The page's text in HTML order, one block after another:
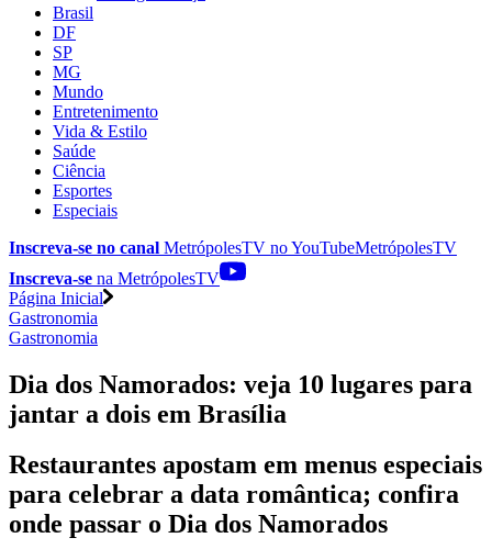
Brasil
DF
SP
MG
Mundo
Entretenimento
Vida & Estilo
Saúde
Ciência
Esportes
Especiais
Inscreva-se no canal MetrópolesTV noYouTubeMetrópolesTV
Inscreva-se na MetrópolesTV
Página Inicial
Gastronomia
Gastronomia
Dia dos Namorados: veja 10 lugares para
jantar a dois em Brasília
Restaurantes apostam em menus especiais
para celebrar a data romântica; confira
onde passar o Dia dos Namorados